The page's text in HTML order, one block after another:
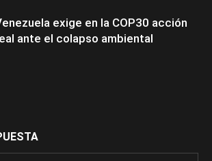
exige en la COP30 acción
ante el colapso ambiental